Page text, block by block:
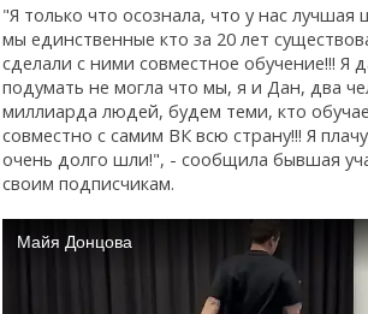
"Я только что осознала, что у нас
мы единственные кто за 20 лет
сделали с ними совместное обучение!!! Я
подумать не могла что мы, я и Дан, два
миллиарда людей, будем теми, кто
совместно с самим ВК всю страну!!! Я
очень долго шли!", - сообщила бывшая
своим подписчикам.